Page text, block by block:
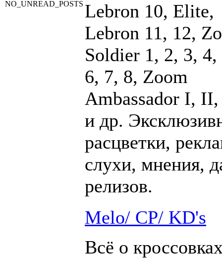
Lebron 10, Elite,
Lebron 11, 12,
Soldier 1, 2, 3, 4,
6, 7, 8, Zoom
Ambassador I,
и др.
расцветки,
слухи, мнения,
релизов.
Melo/ CP/ KD's
Всё о